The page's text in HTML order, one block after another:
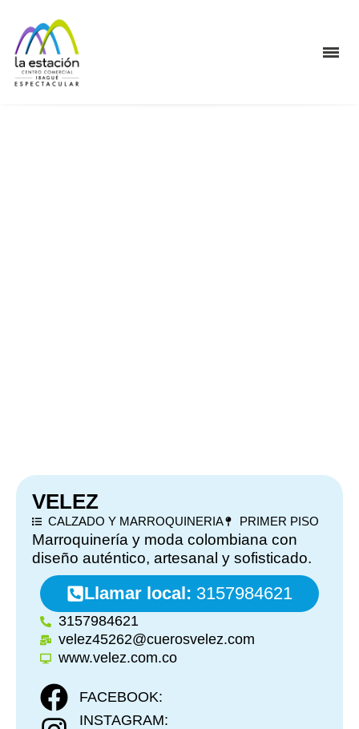
VELEZ
CALZADO Y MARROQUINERIA PRIMER PISO
Marroquinería y moda colombiana con
diseño auténtico, artesanal y sofisticado.
Llamar local: 3157984621
3157984621
velez45262@cuerosvelez.com
www.velez.com.co
FACEBOOK:
INSTAGRAM: